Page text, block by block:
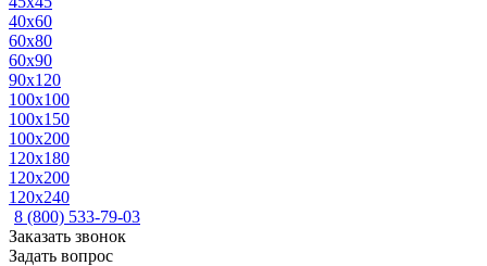
40x60
60x80
60x90
90x120
100x100
100x150
100x200
120x180
120x200
120x240
8 (800) 533-79-03
Заказать звонок
Задать вопрос